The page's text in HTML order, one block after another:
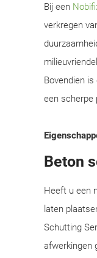
Bij een
verkregen
Bovendien
een scherpe
Beton
Heeft u een
laten
Schutting
afwerkingen